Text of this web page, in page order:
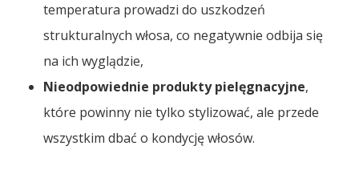
temperatura prowadzi do uszkodzeń
strukturalnych włosa, co negatywnie odbija się
na ich wyglądzie,
Nieodpowiednie produkty pielęgnacyjne,
które powinny nie tylko stylizować, ale przede
wszystkim dbać o kondycję włosów.